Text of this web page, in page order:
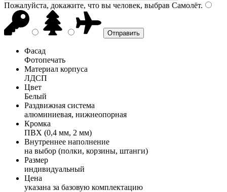
Пожалуйста, докажите, что вы человек, выбрав Самолёт.
Фасад
Фотопечать
Материал корпуса
ЛДСП
Цвет
Белый
Раздвижная система
алюминиевая, нижнеопорная
Кромка
ПВХ (0,4 мм, 2 мм)
Внутреннее наполнение
на выбор (полки, корзины, штанги)
Размер
индивидуальный
Цена
указана за базовую комплектацию